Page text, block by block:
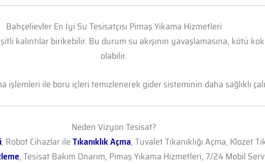
Bahçelievler En İyi Su Tesisatçısı Pimaş Yıkama Hizmetleri
kalıntılar birikebilir. Bu durum su akışının yavaşlamasına, kötü
olabilir.
işlemleri ile boru içleri temizlenerek gider sisteminin daha sağlıklı
Neden Vizyon Tesisat?
, Robot Cihazlar ileTıkanıklık Açma, Tuvalet Tıkanıklığı Açma, Klozet
, Tesisat Bakım Onarım, Pimaş Yıkama Hizmetleri, 7/24 Mobil